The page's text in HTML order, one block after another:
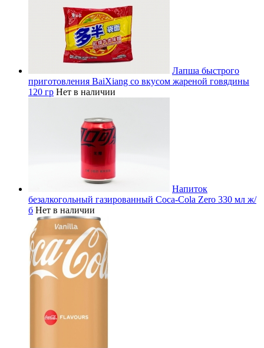
Лапша быстрого
приготовления BaiXiang со вкусом жареной говядины
120 гр Нет в наличии
Напиток
безалкогольный газированный Coca-Cola Zero 330 мл ж/
б Нет в наличии